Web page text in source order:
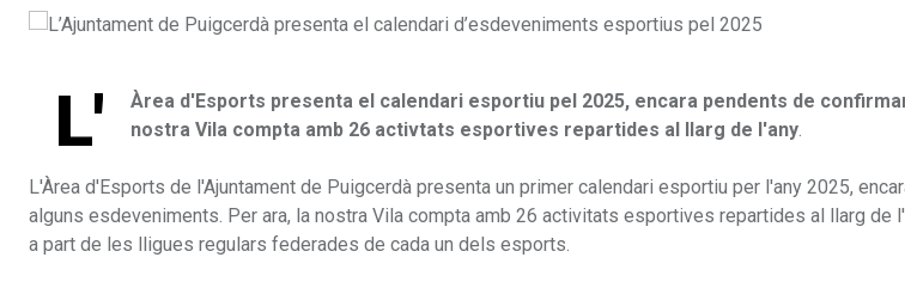
L'
Àrea d'Esports presenta el calendari esportiu pel 2025, encara pendents de
nostra Vila compta amb 26 activtats esportives repartides al llarg de l'any
L'Àrea d'Esports de l'Ajuntament de Puigcerdà presenta un primer calendari esportiu per l'any 2025,
alguns esdeveniments. Per ara, la nostra Vila compta amb 26 activitats esportives repartides al llarg de
a part de les lligues regulars federades de cada un dels esports.